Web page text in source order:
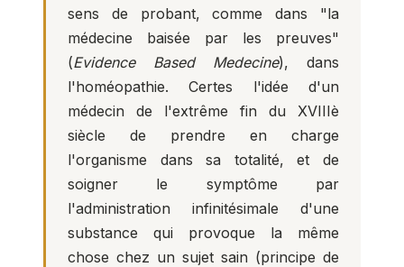
sens de probant, comme dans "la
médecine baisée par les preuves"
(Evidence Based Medecine), dans
l'homéopathie. Certes l'idée d'un
médecin de l'extrême fin du XVIIIè
siècle de prendre en charge
l'organisme dans sa totalité, et de
soigner le symptôme par
l'administration infinitésimale d'une
substance qui provoque la même
chose chez un sujet sain (principe de